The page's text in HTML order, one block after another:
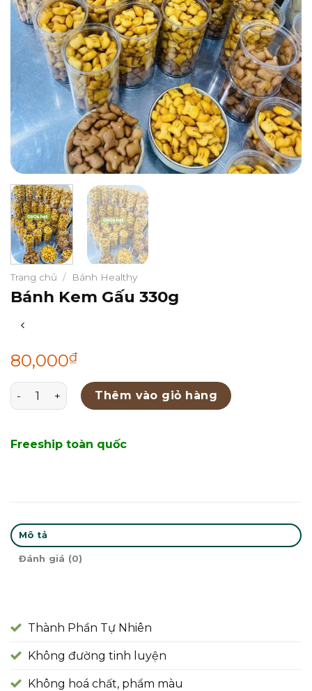
Trang chủ / Bánh Healthy
Bánh Kem Gấu 330g
80,000₫
Bánh Kem Gấu 330g số lượng
Thêm vào giỏ hàng
Freeship toàn quốc
Mô tả
Đánh giá (0)
Thành Phần Tự Nhiên
Không đường tinh luyện
Không hoá chất, phẩm màu